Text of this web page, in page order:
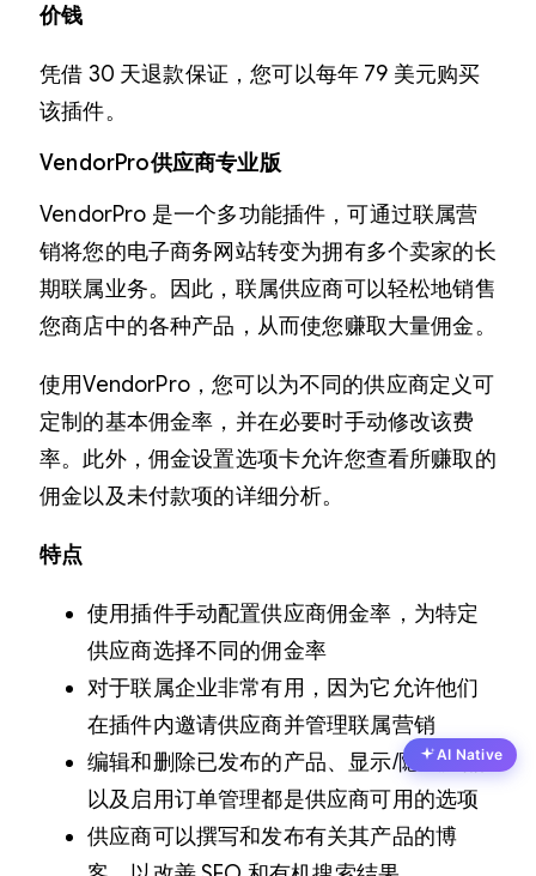
价钱
凭借 30 天退款保证，您可以每年 79 美元购买
该插件。
VendorPro供应商专业版
VendorPro 是一个多功能插件，可通过联属营
销将您的电子商务网站转变为拥有多个卖家的长
期联属业务。因此，联属供应商可以轻松地销售
您商店中的各种产品，从而使您赚取大量佣金。
使用VendorPro，您可以为不同的供应商定义可
定制的基本佣金率，并在必要时手动修改该费
率。此外，佣金设置选项卡允许您查看所赚取的
佣金以及未付款项的详细分析。
特点
使用插件手动配置供应商佣金率，为特定
供应商选择不同的佣金率
对于联属企业非常有用，因为它允许他们
在插件内邀请供应商并管理联属营销
编辑和删除已发布的产品、显示/隐藏产品
以及启用订单管理都是供应商可用的选项
供应商可以撰写和发布有关其产品的博
AI Native